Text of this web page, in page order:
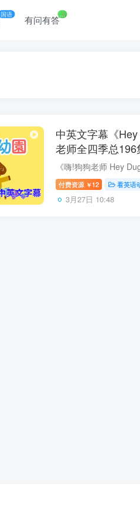
国语 有问有答
中英文字幕《
老师全四季总
文动画片，百度
付费资源 ￥ 12 看英语
3月27日 10:48